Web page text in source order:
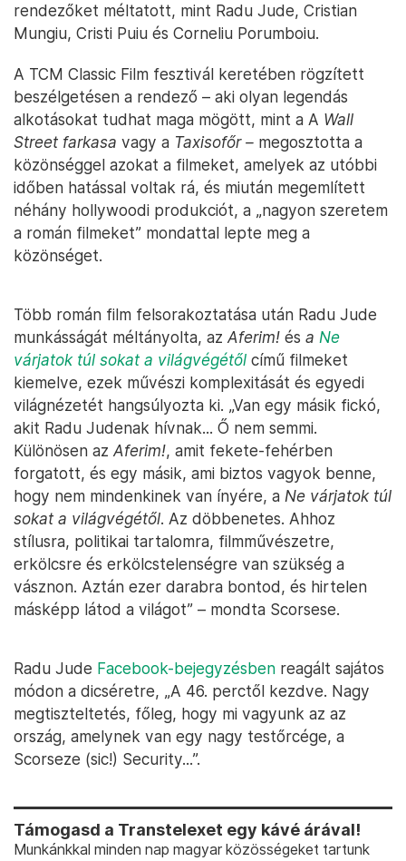
rendezőket méltatott, mint Radu Jude, Cristian
Mungiu, Cristi Puiu és Corneliu Porumboiu.
A TCM Classic Film fesztivál keretében rögzített
beszélgetésen a rendező – aki olyan legendás
alkotásokat tudhat maga mögött, mint a A Wall
Street farkasa vagy a Taxisofőr – megosztotta a
közönséggel azokat a filmeket, amelyek az utóbbi
időben hatással voltak rá, és miután megemlített
néhány hollywoodi produkciót, a „nagyon szeretem
a román filmeket” mondattal lepte meg a
közönséget.
Több román film felsorakoztatása után Radu Jude
munkásságát méltányolta, az Aferim! és a Ne
várjatok túl sokat a világvégétől című filmeket
kiemelve, ezek művészi komplexitását és egyedi
világnézetét hangsúlyozta ki. „Van egy másik fickó,
akit Radu Judenak hívnak... Ő nem semmi.
Különösen az Aferim!, amit fekete-fehérben
forgatott, és egy másik, ami biztos vagyok benne,
hogy nem mindenkinek van ínyére, a Ne várjatok túl
sokat a világvégétől. Az döbbenetes. Ahhoz
stílusra, politikai tartalomra, filmművészetre,
erkölcsre és erkölcstelenségre van szükség a
vásznon. Aztán ezer darabra bontod, és hirtelen
másképp látod a világot” – mondta Scorsese.
Radu Jude Facebook-bejegyzésben reagált sajátos
módon a dicséretre, „A 46. perctől kezdve. Nagy
megtiszteltetés, főleg, hogy mi vagyunk az az
ország, amelynek van egy nagy testőrcége, a
Scorseze (sic!) Security...”.
Támogasd a Transtelexet egy kávé árával!
Munkánkkal minden nap magyar közösségeket tartunk